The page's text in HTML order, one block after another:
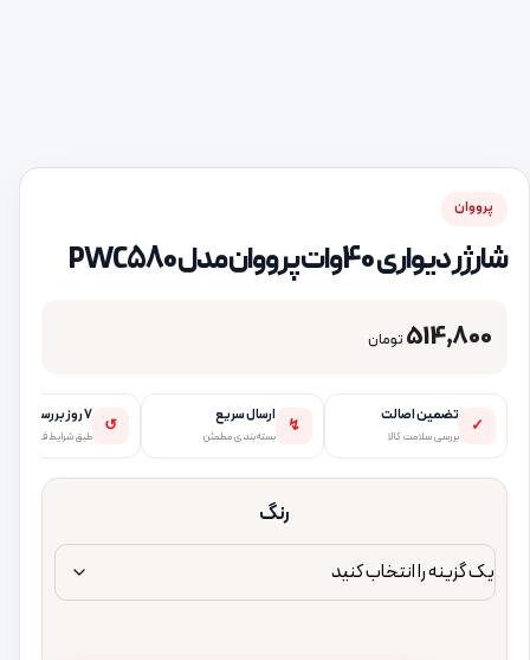
پرووان
شارژر دیواری 40وات پرووان مدل PWC580
514,800 تومان
✓ تضمین اصالت
بررسی سلامت کالا
↯ ارسال سریع
بسته‌بندی مطمئن
↺ ۷ روز بررسی
طبق شرایط فروشگاه
رنگ